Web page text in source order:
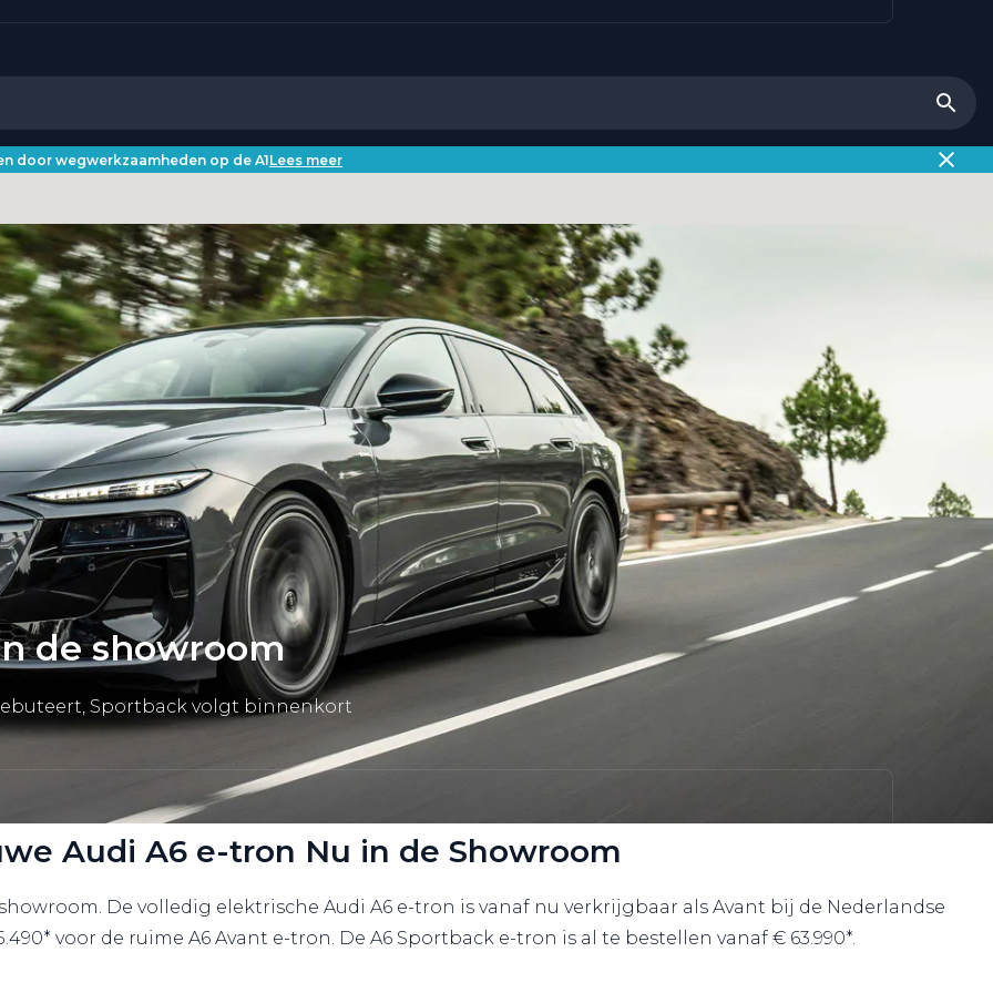
door wegwerkzaamheden op de A1Lees meer
de showroom
Sportback volgt binnenkort
Audi A6 e-tron Nu in de Showroom
De volledig elektrische Audi A6 e-tron is vanaf nu verkrijgbaar als Avant bij de Nederlandse
voor de ruime A6 Avant e-tron. De A6 Sportback e-tron is al te bestellen vanaf € 63.990*.